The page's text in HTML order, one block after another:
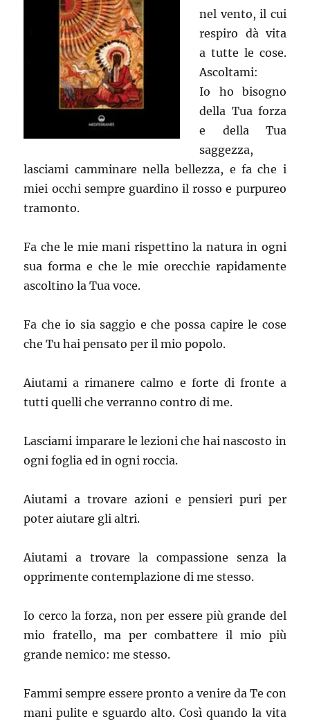
nel vento, il cui
respiro dà vita
a tutte le cose.
Ascoltami:
Io ho bisogno
della Tua forza
e della Tua
saggezza,
lasciami camminare nella bellezza, e fa che i
miei occhi sempre guardino il rosso e purpureo
tramonto.
Fa che le mie mani rispettino la natura in ogni
sua forma e che le mie orecchie rapidamente
ascoltino la Tua voce.
Fa che io sia saggio e che possa capire le cose
che Tu hai pensato per il mio popolo.
Aiutami a rimanere calmo e forte di fronte a
tutti quelli che verranno contro di me.
Lasciami imparare le lezioni che hai nascosto in
ogni foglia ed in ogni roccia.
Aiutami a trovare azioni e pensieri puri per
poter aiutare gli altri.
Aiutami a trovare la compassione senza la
opprimente contemplazione di me stesso.
Io cerco la forza, non per essere più grande del
mio fratello, ma per combattere il mio più
grande nemico: me stesso.
Fammi sempre essere pronto a venire da Te con
mani pulite e sguardo alto. Così quando la vita